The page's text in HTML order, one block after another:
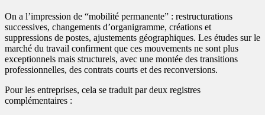
On a l’impression de “mobilité permanente” : restructurations
successives, changements d’organigramme, créations et
suppressions de postes, ajustements géographiques. Les études sur le
marché du travail confirment que ces mouvements ne sont plus
exceptionnels mais structurels, avec une montée des transitions
professionnelles, des contrats courts et des reconversions.
Pour les entreprises, cela se traduit par deux registres
complémentaires :